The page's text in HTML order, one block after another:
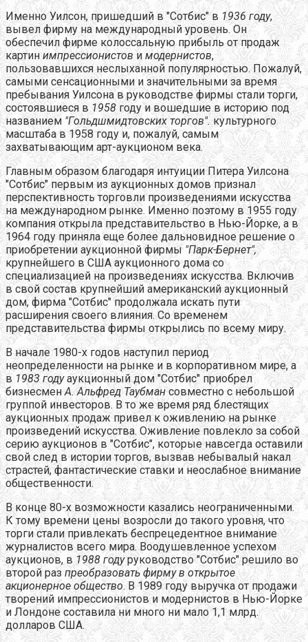
Именно Уилсон, пришедший в "Сотбис" в 1936 году,
вывел фирму на международный уровень. Он
обеспечил фирме колоссальную прибыль от продаж
картин импрессионистов и модернистов,
пользовавшихся неслыханной популярностью. Пожалуй,
самыми сенсационными и значительными за время
пребывания Уилсона в руководстве фирмы стали торги,
состоявшиеся в 1958 году и вошедшие в историю под
названием "Гольдшмидтовских торгов". культурного
масштаба в 1958 году и, пожалуй, самым
захватывающим арт-аукционом века.
Главным образом благодаря интуиции Питера Уилсона
"Сотбис" первым из аукционных домов признал
перспективность торговли произведениями искусства
на международном рынке. Именно поэтому в 1955 году
компания открыла представительство в Нью-Йорке, а в
1964 году приняла еще более дальновидное решение о
приобретении аукционной фирмы "Парк-Бернет",
крупнейшего в США аукционного дома со
специализацией на произведениях искусства. Включив
в свой состав крупнейший американский аукционный
дом, фирма "Сотбис" продолжала искать пути
расширения своего влияния. Со временем
представительства фирмы открылись по всему миру.
В начале 1980-х годов наступил период
неопределенности на рынке и в корпоративном мире, а
в 1983 годуаукционный дом "Сотбис" приобрел
бизнесменА. Альфред Таубман совместно с небольшой
группой инвесторов. В то же время ряд блестящих
аукционных продаж привел к оживлению на рынке
произведений искусства. Оживление повлекло за собой
серию аукционов в "Сотбис", которые навсегда оставили
свой след в истории торгов, вызвав небывалый накал
страстей, фантастические ставки и неослабное внимание
общественности.
В конце 80-х возможности казались неограниченными.
К тому времени цены возросли до такого уровня, что
торги стали привлекать беспрецедентное внимание
журналистов всего мира. Воодушевленное успехом
аукционов, в 1988 годуруководство "Сотбис" решило во
второй раз преобразовать фирму в открытое
акционерное общество. В 1989 году выручка от продажи
творений импрессионистов и модернистов в Нью-Йорке
и Лондоне составила ни много ни мало 1,1 млрд.
долларов США.